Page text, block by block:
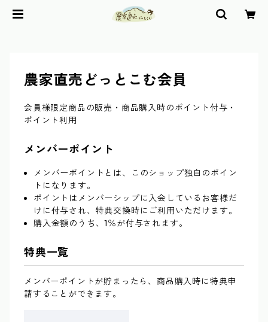
農家直売どっとこむ会員
会員様限定商品の販売・商品購入時のポイント付与・
ポイント利用
メンバーポイント
メンバーポイントとは、このショップ独自のポイン
トになります。
ポイントはメンバーシップに入会しているお客様だ
けに付与され、特典交換時にご利用いただけます。
購入金額のうち、1％が付与されます。
特典一覧
メンバーポイントが貯まったら、商品購入時に特典申
請することができます。